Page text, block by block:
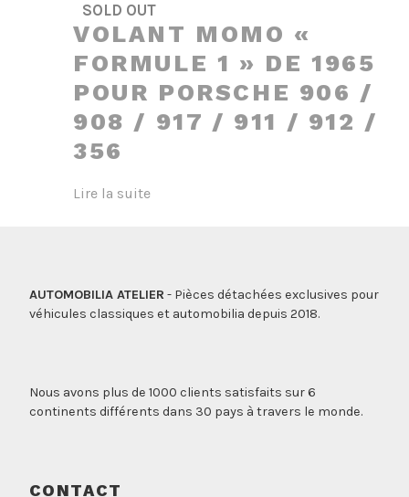
SOLD OUT
VOLANT MOMO «
FORMULE 1 » DE 1965
POUR PORSCHE 906 /
908 / 917 / 911 / 912 /
356
Lire la suite
AUTOMOBILIA ATELIER - Pièces détachées exclusives pour
véhicules classiques et automobilia depuis 2018.
Nous avons plus de 1000 clients satisfaits sur 6
continents différents dans 30 pays à travers le monde.
CONTACT